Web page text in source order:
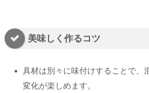
美味しく作るコツ
具材は別々に味付けすることで、
変化が楽しめます。